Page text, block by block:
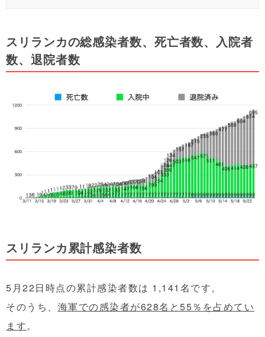
スリランカの総感染者数、死亡者数、入院者
数、退院者数
スリランカ累計感染者数
5月22日時点の累計感染者数は 1,141名です。
そのうち、 海軍での感染者が628名と55％を占めてい
ます。